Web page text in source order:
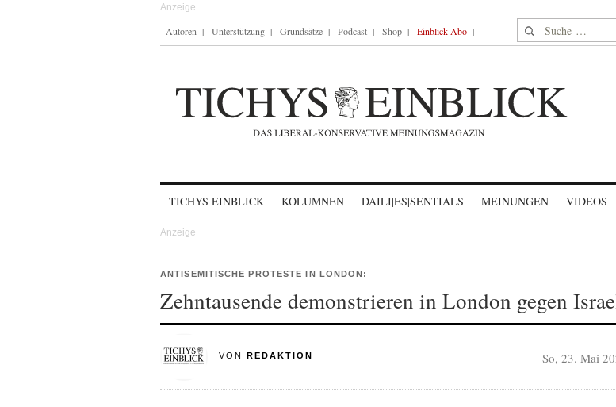
Autoren Unterstützung Grundsätze Podcast Shop Einblick-Abo Suche nach:
TICHYS EINBLICK KOLUMNEN DAILI|ES|SENTIALS MEINUNGEN VIDEOS
ANTISEMITISCHE PROTESTE IN LONDON:
Zehntausende demonstrieren in London gegen
VON REDAKTION So, 23. Mai